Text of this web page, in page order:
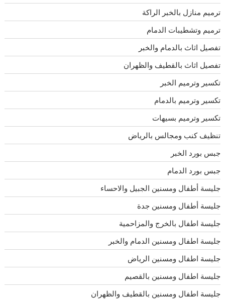
ترميم منازل بالخبر الراكة
ترميم وتشطيبات الدمام
تفصيل اثاث بالدمام والخبر
تفصيل اثاث بالقطيف والظهران
تكسير وترميم الخبر
تكسير وترميم بالدمام
تكسير وترميم بسيهات
تنظيف كنب ومجالس بالرياض
جبس بورد الخبر
جبس بورد الدمام
جليسة أطفال ومسنين الجبيل والاحساء
جليسة أطفال ومسنين جدة
جليسة اطفال بالخرج والمزاحمية
جليسة اطفال ومسنين الدمام والخبر
جليسة اطفال ومسنين الرياض
جليسة اطفال ومسنين بالقصيم
جليسة اطفال ومسنين بالقطيف والظهران